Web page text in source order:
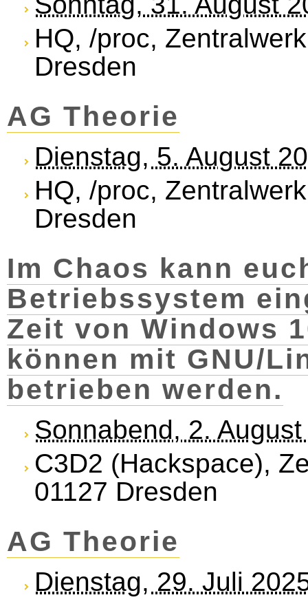
HQ, /proc,
Dresden
AG Theorie
Dienstag, 5. August
HQ, /proc,
Dresden
Im Chaos kann
Betriebssystem
Zeit von Windows
können mit GNU/
betrieben werden.
Sonnabend, 2.
C3D2 (Hackspace),
01127 Dresden
AG Theorie
Dienstag, 29. Juli